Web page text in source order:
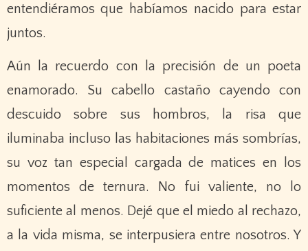
entendiéramos que habíamos nacido para estar
juntos.
Aún la recuerdo con la precisión de un poeta
enamorado. Su cabello castaño cayendo con
descuido sobre sus hombros, la risa que
iluminaba incluso las habitaciones más sombrías,
su voz tan especial cargada de matices en los
momentos de ternura. No fui valiente, no lo
suficiente al menos. Dejé que el miedo al rechazo,
a la vida misma, se interpusiera entre nosotros. Y